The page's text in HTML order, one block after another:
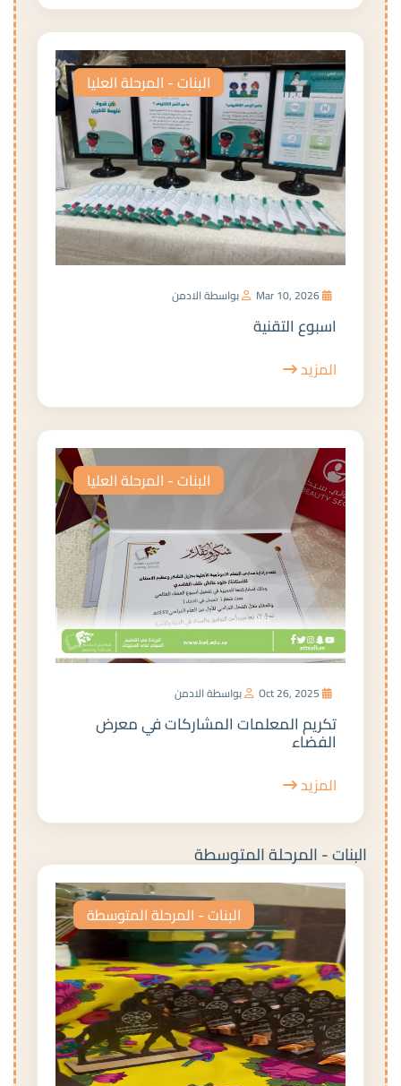
البنات - المرحلة العليا
بواسطة الادمن
اسبوع التقنية
المزيد
البنات - المرحلة العليا
بواسطة الادمن
تكريم المعلمات المشاركات في معرض
الفضاء
المزيد
البنات - المرحلة المتوسطة
البنات - المرحلة المتوسطة